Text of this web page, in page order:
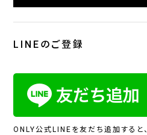
LINEのご登録
ONLY公式LINEを友だち追加すると、